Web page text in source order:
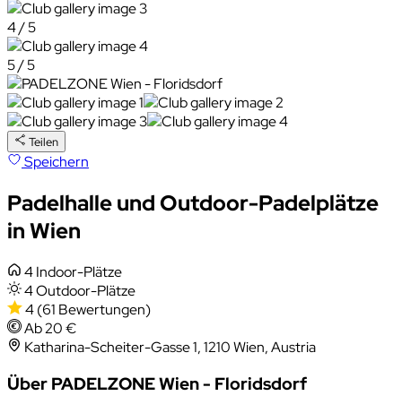
4 / 5
5 / 5
Teilen
Speichern
Padelhalle und Outdoor-Padelplätze
in Wien
4 Indoor-Plätze
4 Outdoor-Plätze
4(61 Bewertungen)
Ab 20 €
Katharina-Scheiter-Gasse 1, 1210 Wien, Austria
Über PADELZONE Wien - Floridsdorf